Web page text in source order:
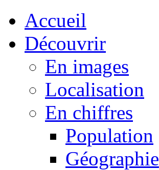
Accueil
Découvrir
En images
Localisation
En chiffres
Population
Géographie